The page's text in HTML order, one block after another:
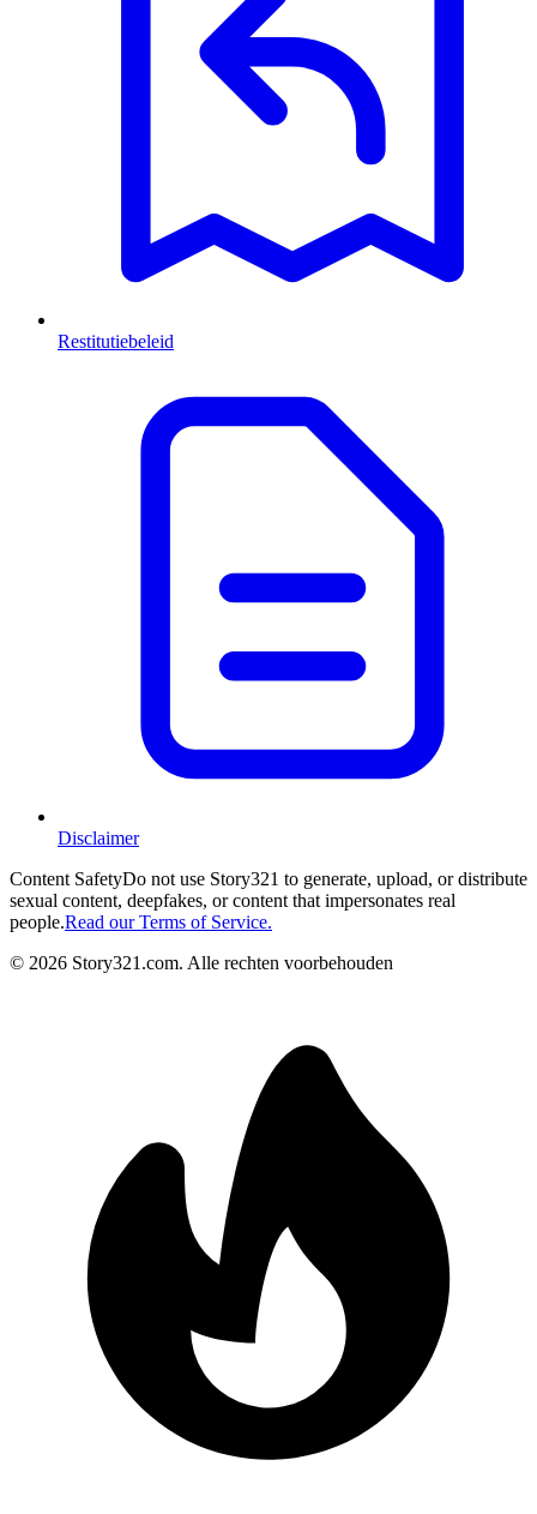
Restitutiebeleid
Disclaimer
Content SafetyDo not use Story321 to generate, upload, or distribute
sexual content, deepfakes, or content that impersonates real
people.Read our Terms of Service.
© 2026 Story321.com. Alle rechten voorbehouden